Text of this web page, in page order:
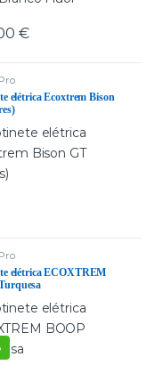
€
elétrica Ecoxtrem Bison
elétrica ECOXTREM